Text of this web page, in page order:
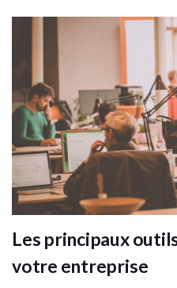
Les principaux
votre entreprise